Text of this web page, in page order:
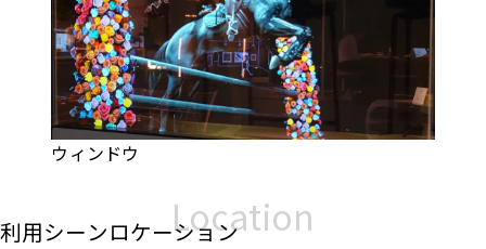
ウィンドウ
Location
利用シーンロケーション